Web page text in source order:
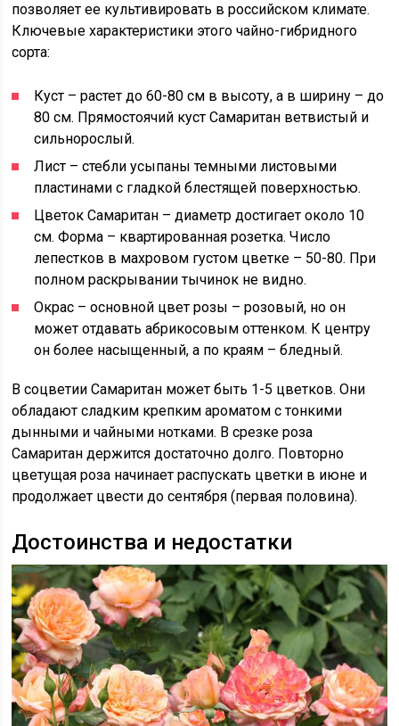
позволяет ее культивировать в российском климате.
Ключевые характеристики этого чайно-гибридного
сорта:
Куст – растет до 60-80 см в высоту, а в ширину – до
80 см. Прямостоячий куст Самаритан ветвистый и
сильнорослый.
Лист – стебли усыпаны темными листовыми
пластинами с гладкой блестящей поверхностью.
Цветок Самаритан – диаметр достигает около 10
см. Форма – квартированная розетка. Число
лепестков в махровом густом цветке – 50-80. При
полном раскрывании тычинок не видно.
Окрас – основной цвет розы – розовый, но он
может отдавать абрикосовым оттенком. К центру
он более насыщенный, а по краям – бледный.
В соцветии Самаритан может быть 1-5 цветков. Они
обладают сладким крепким ароматом с тонкими
дынными и чайными нотками. В срезке роза
Самаритан держится достаточно долго. Повторно
цветущая роза начинает распускать цветки в июне и
продолжает цвести до сентября (первая половина).
Достоинства и недостатки